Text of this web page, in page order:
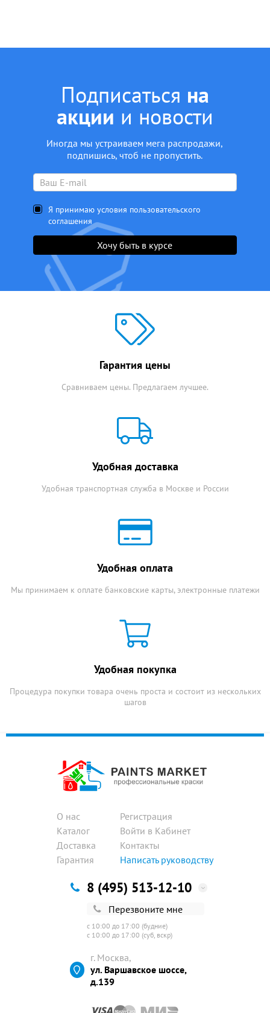
Подписаться на
акции и новости
Иногда мы устраиваем мега распродажи,
подпишись, чтоб не пропустить.
Я принимаю условия пользовательского
соглашения
Хочу быть в курсе
Гарантия цены
Сравниваем цены. Предлагаем лучшее.
Удобная доставка
Удобная транспортная служба в Москве и России
Удобная оплата
Мы принимаем к оплате банковские карты, электронные платежи
Удобная покупка
Процедура покупки товара очень проста и состоит из нескольких
шагов
О нас
Каталог
Доставка
Гарантия
Регистрация
Войти в Кабинет
Контакты
Написать руководству
8 (495) 513-12-10
Перезвоните мне
с 10:00 до 17:00 (будние)
с 10:00 до 17:00 (суб, вскр)
г. Москва,
ул. Варшавское шоссе,
д.139